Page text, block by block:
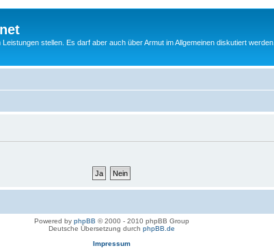
stellen. Es darf aber auch über Armut im Allgemeinen diskutiert werden.
Powered by phpBB © 2000 - 2010 phpBB Group
Deutsche Übersetzung durch phpBB.de
Impressum